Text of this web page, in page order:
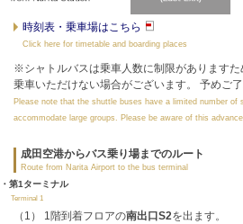
時刻表・乗車場はこちら
Click here for timetable and boarding places
※シャトルバスは乗車人数に制限があります
乗車いただけない場合がございます。 予めご了
Please note that the shuttle buses have a limited number of
accommodate large groups. Please be aware of this advance.
成田空港からバス乗り場までのルート
Route from Narita Airport to the bus terminal
・第1ターミナル
Terminal 1
（1） 1階到着フロアの南出口S2を出ます。